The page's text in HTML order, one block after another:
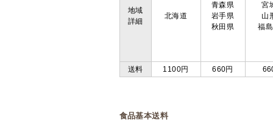
地域
詳細
北海道
青森県
岩手県
秋田県
宮
山
福
送料 1100円 660円
食品基本送料